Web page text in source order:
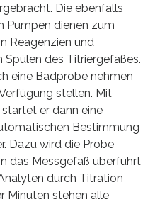
Die ebenfalls
Pumpen dienen zum
Reagenzien und
des Titriergefäßes.
eine Badprobe nehmen
stellen. Mit
er dann eine
Bestimmung
Dazu wird die Probe
das Messgefäß überführt
durch Titration
Minuten stehen alle